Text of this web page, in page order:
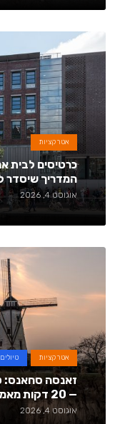
אטרקציות
כרטיסים לבית
המדריך שיסדר
אוגוסט 4, 2026
אטרקציות טיולים
זאנסה סחאנס:
— 20 דקות מאמסטרדם
אוגוסט 4, 2026